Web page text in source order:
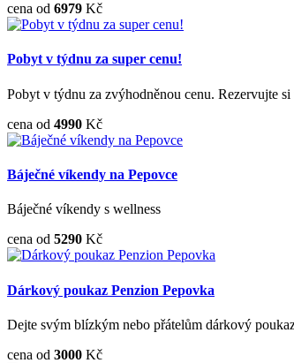
cena od 6979 Kč
Pobyt v týdnu za super cenu!
Pobyt v týdnu za zvýhodněnou cenu. Rezervujte
cena od 4990 Kč
Báječné víkendy na Pepovce
Báječné víkendy s wellness
cena od 5290 Kč
Dárkový poukaz Penzion Pepovka
Dejte svým blízkým nebo přátelům dárkový
cena od 3000 Kč